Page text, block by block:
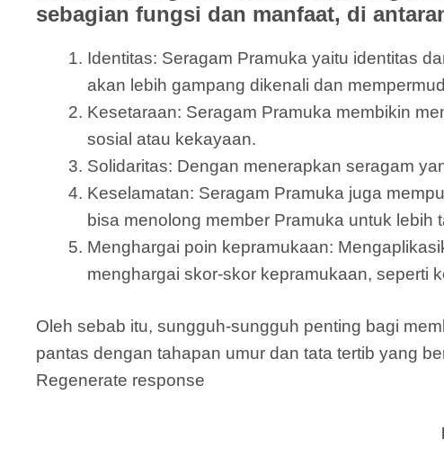
sebagian fungsi dan manfaat, di
Identitas: Seragam Pramuka yaitu identitas
akan lebih gampang dikenali dan
Kesetaraan: Seragam Pramuka membikin
sosial atau kekayaan.
Solidaritas: Dengan menerapkan seragam
Keselamatan: Seragam Pramuka juga
bisa menolong member Pramuka untuk
Menghargai poin kepramukaan:
menghargai skor-skor kepramukaan, seperti
Oleh sebab itu, sungguh-sungguh penting bagi
pantas dengan tahapan umur dan tata tertib yang
Regenerate response